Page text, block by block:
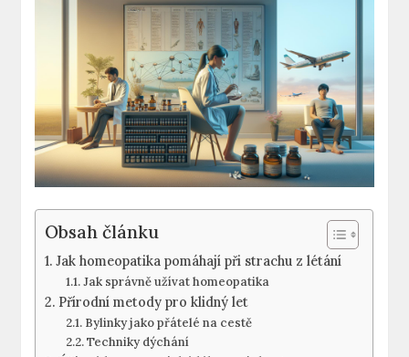
Obsah článku
Jak homeopatika pomáhají při strachu z létání
Jak správně užívat homeopatika
Přírodní metody pro klidný let
Bylinky jako přátelé na cestě
Techniky dýchání